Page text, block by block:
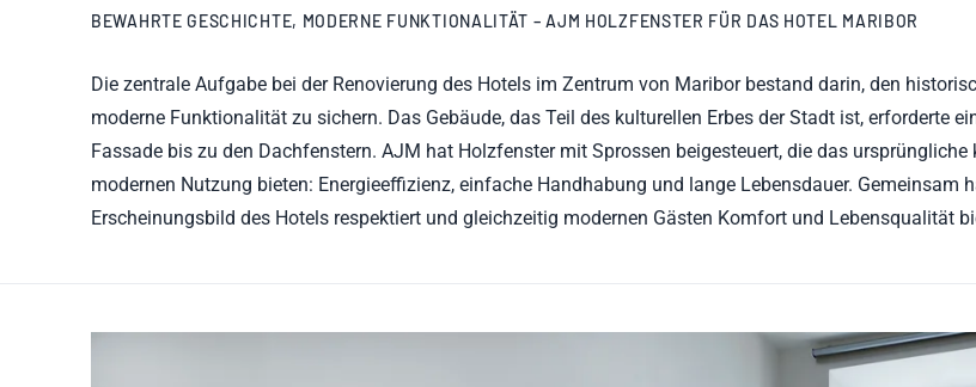
BEWAHRTE GESCHICHTE, MODERNE FUNKTIONALITÄT – AJM HOLZFENSTER FÜR DAS HOTEL MARIBOR
Die zentrale Aufgabe bei der Renovierung des Hotels im Zentrum von Maribor bestand darin, den
moderne Funktionalität zu sichern. Das Gebäude, das Teil des kulturellen Erbes der Stadt ist, erforderte
Fassade bis zu den Dachfenstern. AJM hat Holzfenster mit Sprossen beigesteuert, die das
modernen Nutzung bieten: Energieeffizienz, einfache Handhabung und lange Lebensdauer.
Erscheinungsbild des Hotels respektiert und gleichzeitig modernen Gästen Komfort und Lebensqualität